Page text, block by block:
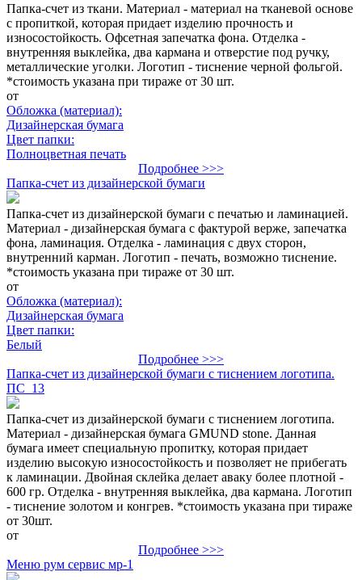
Папка-счет из ткани. Материал - материал на тканевой основе
с пропиткой, которая придает изделию прочность и
износостойкость. Офсетная запечатка фона. Отделка -
внутренняя выклейка, два кармана и отверстие под ручку,
металлические уголки. Логотип - тиснение черной фольгой.
*стоимость указана при тираже от 30 шт.
от
Обложка (материал):
Дизайнерская бумага
Цвет папки:
Полноцветная печать
Подробнее >>>
Папка-счет из дизайнерской бумаги
Папка-счет из дизайнерской бумаги с печатью и ламинацией.
Материал - дизайнерская бумага с фактурой верже, запечатка
фона, ламинация. Отделка - ламинация с двух сторон,
внутренний карман. Логотип - печать, возможно тиснение.
*стоимость указана при тираже от 30 шт.
от
Обложка (материал):
Дизайнерская бумага
Цвет папки:
Белый
Подробнее >>>
Папка-счет из дизайнерской бумаги с тиснением логотипа.
ПС_13
Папка-счет из дизайнерской бумаги с тиснением логотипа.
Материал - дизайнерская бумага GMUND stone. Данная
бумага имеет специальную пропитку, которая придает
изделию высокую износостойкость и позволяет не прибегать
к ламинации. Двойная склейка делает аваку более плотной -
600 гр. Отделка - внутренняя выклейка, два кармана. Логотип
- тиснение золотом и конгрев. *стоимость указана при тираже
от 30шт.
от
Подробнее >>>
Меню рум сервис мр-1